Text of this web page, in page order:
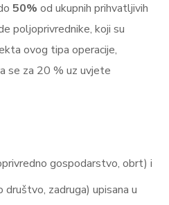
50% od ukupnih prihvatljivih
poljoprivrednike, koji su
ovog tipa operacije,
se za 20 % uz uvjete
gospodarstvo, obrt) i
zadruga) upisana u